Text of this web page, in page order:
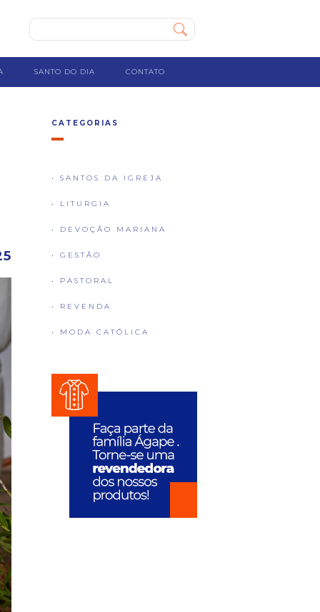
SANTO DO DIA CONTATO
CATEGORIAS
• SANTOS DA IGREJA
• LITURGIA
• DEVOÇÃO MARIANA
• GESTÃO
• PASTORAL
• REVENDA
• MODA CATÓLICA